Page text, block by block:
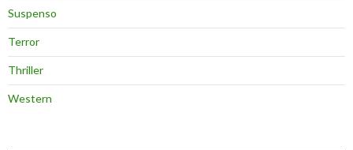
Suspenso
Terror
Thriller
Western